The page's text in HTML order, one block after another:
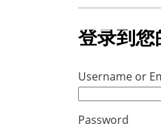
登录到您
Username or
Password